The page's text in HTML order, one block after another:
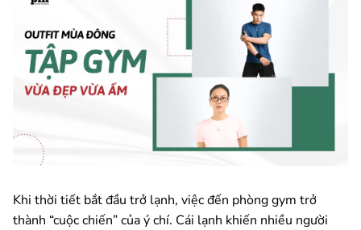
Khi thời tiết bắt đầu trở lạnh, việc đến phòng gym trở
thành “cuộc chiến” của ý chí. Cái lạnh khiến nhiều người